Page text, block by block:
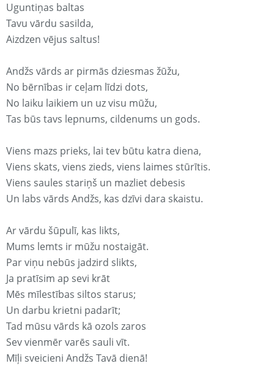
Uguntiņas baltas
Tavu vārdu sasilda,
Aizdzen vējus saltus!
Andžs vārds ar pirmās dziesmas žūžu,
No bērnības ir ceļam līdzi dots,
No laiku laikiem un uz visu mūžu,
Tas būs tavs lepnums, cildenums un gods.
Viens mazs prieks, lai tev būtu katra diena,
Viens skats, viens zieds, viens laimes stūrītis.
Viens saules stariņš un mazliet debesis
Un labs vārds Andžs, kas dzīvi dara skaistu.
Ar vārdu šūpulī, kas likts,
Mums lemts ir mūžu nostaigāt.
Par viņu nebūs jadzird slikts,
Ja pratīsim ap sevi krāt
Mēs mīlestības siltos starus;
Un darbu krietni padarīt;
Tad mūsu vārds kā ozols zaros
Sev vienmēr varēs sauli vīt.
Mīļi sveicieni Andžs Tavā dienā!